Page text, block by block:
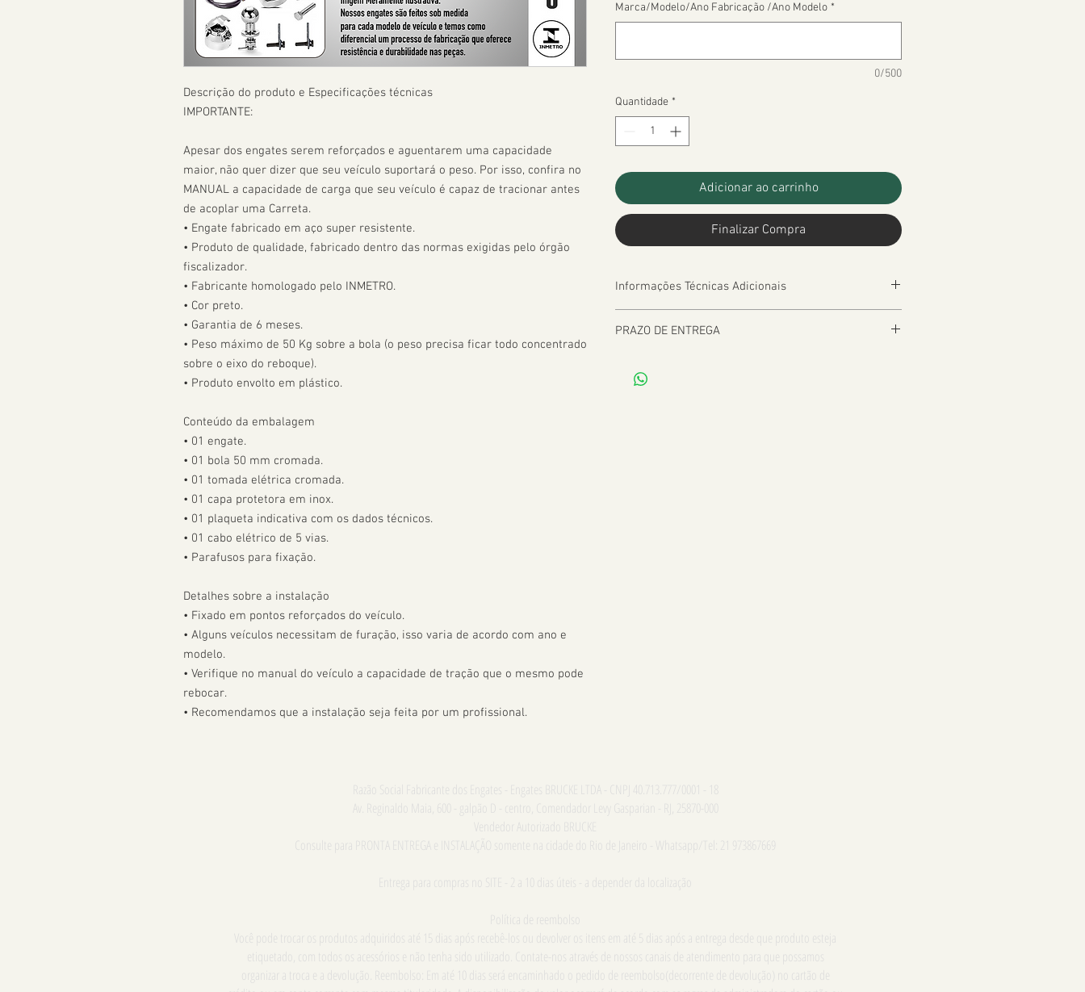
Descrição do produto e Especificações técnicas
IMPORTANTE:
Apesar dos engates serem reforçados e aguentarem uma capacidade
maior, não quer dizer que seu veículo suportará o peso. Por isso, confira no
MANUAL a capacidade de carga que seu veículo é capaz de tracionar antes
de acoplar uma Carreta.
• Engate fabricado em aço super resistente.
• Produto de qualidade, fabricado dentro das normas exigidas pelo órgão
fiscalizador.
• Fabricante homologado pelo INMETRO.
• Cor preto.
• Garantia de 6 meses.
• Peso máximo de 50 Kg sobre a bola (o peso precisa ficar todo concentrado
sobre o eixo do reboque).
• Produto envolto em plástico.
Conteúdo da embalagem
• 01 engate.
• 01 bola 50 mm cromada.
• 01 tomada elétrica cromada.
• 01 capa protetora em inox.
• 01 plaqueta indicativa com os dados técnicos.
• 01 cabo elétrico de 5 vias.
• Parafusos para fixação.
Detalhes sobre a instalação
• Fixado em pontos reforçados do veículo.
• Alguns veículos necessitam de furação, isso varia de acordo com ano e
modelo.
• Verifique no manual do veículo a capacidade de tração que o mesmo pode
rebocar.
• Recomendamos que a instalação seja feita por um profissional.
Marca/Modelo/Ano Fabricação /Ano Modelo *
0/500
Quantidade *
Adicionar ao carrinho
Finalizar Compra
Informações Técnicas Adicionais
PRAZO DE ENTREGA
Razão Social Fabricante dos Engates - Engates BRUCKE LTDA - CNPJ 40.713.777/0001 - 18
Av. Reginaldo Maia, 600 - galpão D - centro, Comendador Levy Gasparian - RJ, 25870-000
Vendedor Autorizado BRUCKE
Consulte para PRONTA ENTREGA e INSTALAÇÃO somente na cidade do Rio de Janeiro - Whatsapp/Tel: 21 973867669
Entrega para compras no SITE - 2 a 10 dias úteis - a depender da localização
Política de reembolso
Você pode trocar os produtos adquiridos até 15 dias após recebê-los ou devolver os itens em até 5 dias após a entrega desde que produto esteja
etiquetado, com todos os acessórios e não tenha sido utilizado. Contate-nos através de nossos canais de atendimento para que possamos
organizar a troca e a devolução. Reembolso: Em até 10 dias será encaminhado o pedido de reembolso(decorrente de devolução) no cartão de